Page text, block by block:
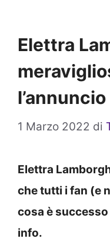
Elettra
1 Marzo 2022 di
Elettra
che tutti i fan (e
cosa è
info.